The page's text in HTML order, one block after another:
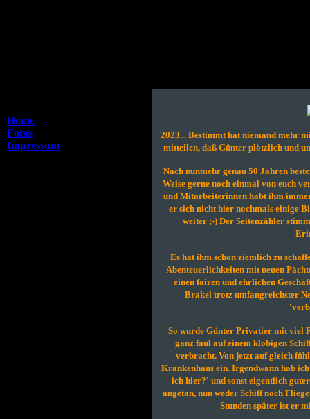
Home
Fotos
Impressum
2023... Bestimmt hat niemand mehr
mitteilen, daß Günter plötzlich und
Nach nunmehr genau 50 Jahren
Weise gerne noch einmal von euch
und Mitarbeiterinnen habt ihm
er sich nicht hier nochmals einige
weiter ;-) Der Seitenzähler
Es hat ihm schon ziemlich zu
Abenteuerlichkeiten mit neuen
einen fairen und ehrlichen
Brakel trotz umfangreichster
So wurde Günter Privatier mit viel
ganz faul auf einem klobigen
verbracht. Von jetzt auf gleich
Krankenhaus ein. Irgendwann hab
ich hier?' und sonst eigentlich
angetan, nun weder Schiff noch
Stunden später ist er